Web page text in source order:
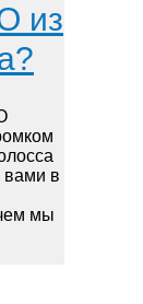
из
в
мы